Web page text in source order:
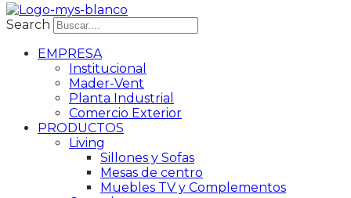
Search
EMPRESA
Institucional
Mader-Vent
Planta Industrial
Comercio Exterior
PRODUCTOS
Living
Sillones y Sofas
Mesas de centro
Muebles TV y Complementos